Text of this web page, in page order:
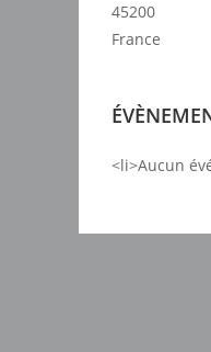
45200
France
<li>Aucun